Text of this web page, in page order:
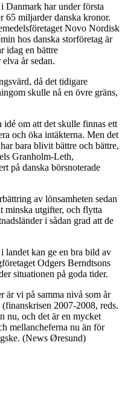
Danmark har under första
65 miljarder danska kronor.
Novo Nordisk
hos danska storföretag är
idag en bättre
år sedan.
då det tidigare
skulle nå en övre gräns,
om att det skulle finnas ett
och öka intäkterna. Men det
bara blivit bättre och bättre,
Granholm-Leth,
på danska börsnoterade
av lönsamheten sedan
minska utgifter, och flytta
i sådan grad att de
landet kan ge en bra bild av
Odgers Berndtsons
situationen på goda tider.
är vi på samma nivå som år
2007-2008, reds.
nu, och det är en mycket
mellancheferna nu än för
(News Øresund)